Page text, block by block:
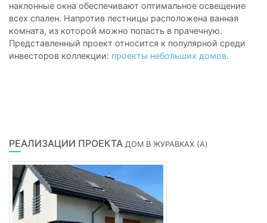
наклонные окна обеспечивают оптимальное освещение
всех спален. Напротив лестницы расположена ванная
комната, из которой можно попасть в прачечную.
Представленный проект относится к популярной среди
инвесторов коллекции: проекты небольших домов.
РЕАЛИЗАЦИИ ПРОЕКТА ДОМ В ЖУРАВКАХ (A)